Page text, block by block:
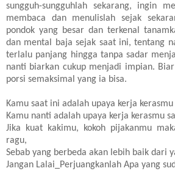
sungguh-sungguhlah sekarang, ingin
membaca dan menulislah sejak
pondok yang besar dan terkenal
dan mental baja sejak saat ini, tentang
terlalu panjang hingga tanpa sadar
nanti biarkan cukup menjadi impian.
porsi semaksimal yang ia bisa.
Kamu saat ini adalah upaya kerja
Kamu nanti adalah upaya kerja kerasmu
Jika kuat kakimu, kokoh pijakanmu
ragu,
Sebab yang berbeda akan lebih baik dari
Jangan Lalai_Perjuangkanlah Apa yang